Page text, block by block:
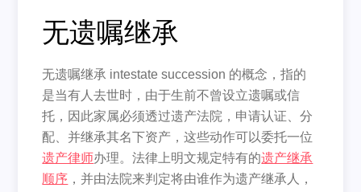
无遗嘱继承
无遗嘱继承 intestate succession 的概念，指的
是当有人去世时，由于生前不曾设立遗嘱或信
托，因此家属必须透过遗产法院，申请认证、分
配、并继承其名下资产，这些动作可以委托一位
遗产律师办理。法律上明文规定特有的遗产继承
顺序 ，并由法院来判定将由谁作为遗产继承人，